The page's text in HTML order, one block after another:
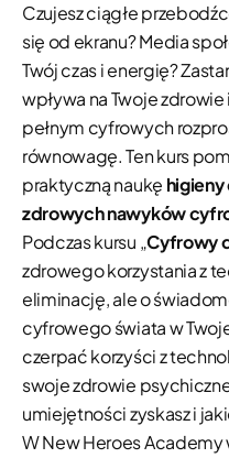
Czujesz ciągłe
się od ekranu? Media
Twój czas i energię?
wpływa na Twoje
pełnym cyfrowych
równowagę. Ten kurs
praktyczną naukę
zdrowych nawyków
Podczas kursu „Cyfrowy
zdrowego korzystania z
eliminację, ale o
cyfrowego świata w
czerpać korzyści z
swoje zdrowie
umiejętności zyskasz i
W New Heroes